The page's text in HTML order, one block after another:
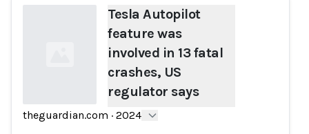
Tesla Autopilot
feature was
involved in 13 fatal
crashes, US
regulator says
theguardian.com · 2024